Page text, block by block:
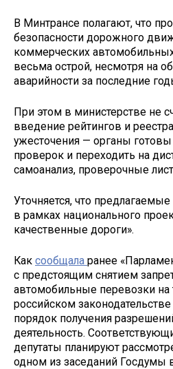
В Минтрансе полагают, что
безопасности дорожного
коммерческих
весьма острой, несмотря на
аварийности за последние
При этом в министерстве не
введение рейтингов и
ужесточения — органы
проверок и переходить на
самоанализ, проверочные
Уточняется, что
в рамках национального
качественные дороги».
Как сообщала ранее
с предстоящим снятием
автомобильные перевозки на
российском
порядок получения
деятельность.
депутаты планируют
одном из заседаний